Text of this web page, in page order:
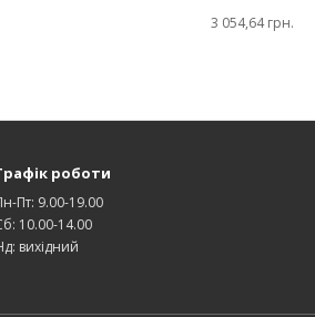
3 054,64 грн.
роботи
Пт: 9.00-19.00
10.00-14.00
вихідний